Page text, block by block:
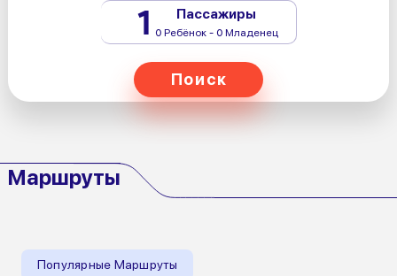
1 Пассажиры
0 Ребёнок - 0 Младенец
Поиск
Маршруты
Популярные Маршруты